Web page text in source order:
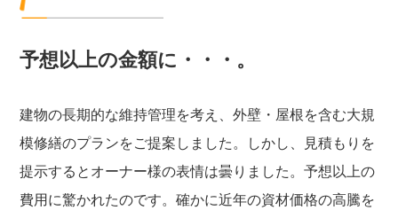
予想以上の金額に・・・。
建物の長期的な維持管理を考え、外壁・屋根を含む大規
模修繕のプランをご提案しました。しかし、見積もりを
提示するとオーナー様の表情は曇りました。予想以上の
費用に驚かれたのです。確かに近年の資材価格の高騰を